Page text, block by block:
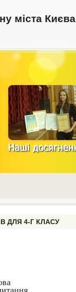
міста Києва
ДЛЯ 4-Г КЛАСУ